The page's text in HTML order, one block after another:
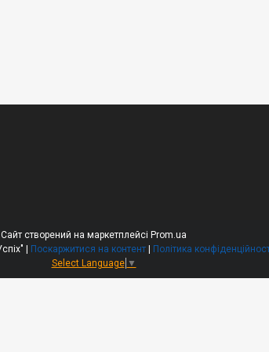
Сайт створений на маркетплейсі Prom.ua
Інтернет-магазин "Успіх" | Поскаржитися на контент | Політика
Select Language ▼